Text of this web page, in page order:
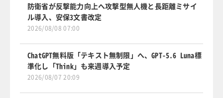
防衛省が反撃能力向上へ攻撃型無人機と長距離ミサイ
ル導入、安保3文書改定
2026/08/08 07:00
ChatGPT無料版「テキスト無制限」へ、GPT-5.6 Luna標
準化し「Think」も来週導入予定
2026/08/07 20:09